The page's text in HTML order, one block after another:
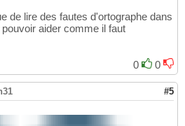
de lire des fautes d'ortographe dans
aider comme il faut
0
0
#5